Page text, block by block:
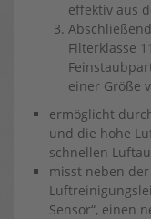
effektiv aus
Filterklasse
einer Größe
ermöglicht
und die hohe
schnellen
misst neben
Sensor“, einen